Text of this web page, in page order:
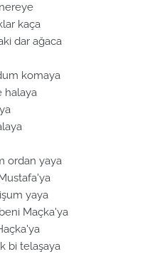
kaça
dar ağaca
komaya
halaya
ordan yaya
yaya
Maçka'ya
bi telaşaya